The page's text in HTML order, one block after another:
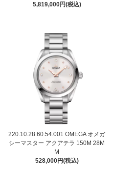
5,819,000円(税込)
220.10.28.60.54.001 OMEGA オメガ
シーマスター アクアテラ 150M 28M
M
528,000円(税込)